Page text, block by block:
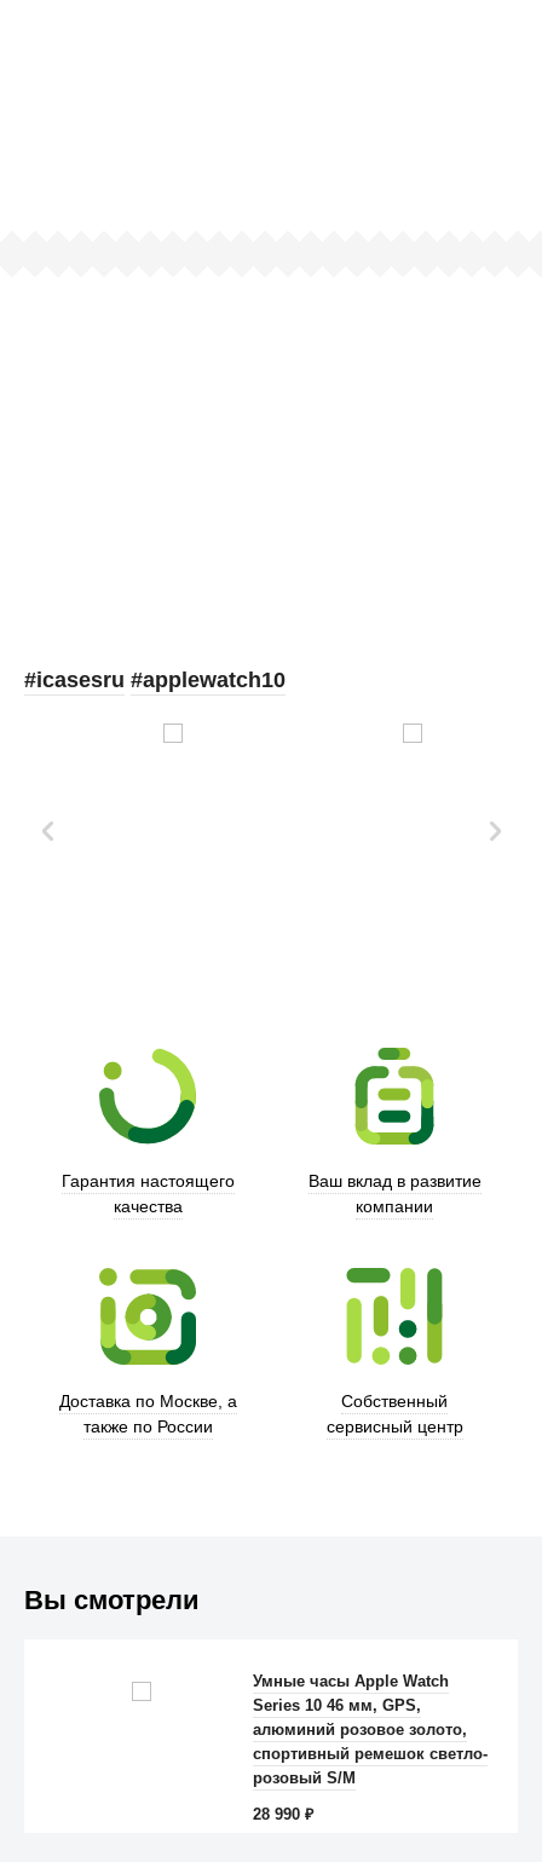
Anker
#icasesru #applewatch10
Гарантия настоящего
качества
Ваш вклад в развитие
компании
Доставка по Москве, а
также по России
Собственный
сервисный центр
Вы смотрели
Умные часы Apple Watch
Series 10 46 мм, GPS,
алюминий розовое золото,
спортивный ремешок светло-
розовый S/M
28 990₽